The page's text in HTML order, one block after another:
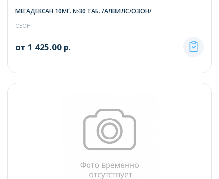
МЕГАДЕКСАН 10МГ. №30 ТАБ. /АЛВИЛС/ОЗОН/
ОЗОН
от 1 425.00 р.